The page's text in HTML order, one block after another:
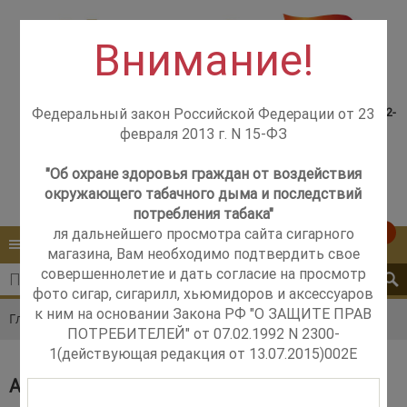
Контакты Обратный звонок
Розничный магазин
м. Добрынинская,
+7 (499) 237-12-56
самовывоз со склада +7(925)502-
КАТАЛОГ МЕНЮ
Главная Каталог Акции
АКЦИИ
Внимание!
Федеральный закон Российской Федерации от 23
февраля 2013 г. N 15-ФЗ
"Об охране здоровья граждан от воздействия
окружающего табачного дыма и последствий
потребления табака"
ля дальнейшего просмотра сайта сигарного
магазина, Вам необходимо подтвердить свое
совершеннолетие и дать согласие на просмотр
фото сигар, сигарилл, хьюмидоров и аксессуаров
к ним на основании Закона РФ "О ЗАЩИТЕ ПРАВ
ПОТРЕБИТЕЛЕЙ" от 07.02.1992 N 2300-
1(действующая редакция от 13.07.2015)002E